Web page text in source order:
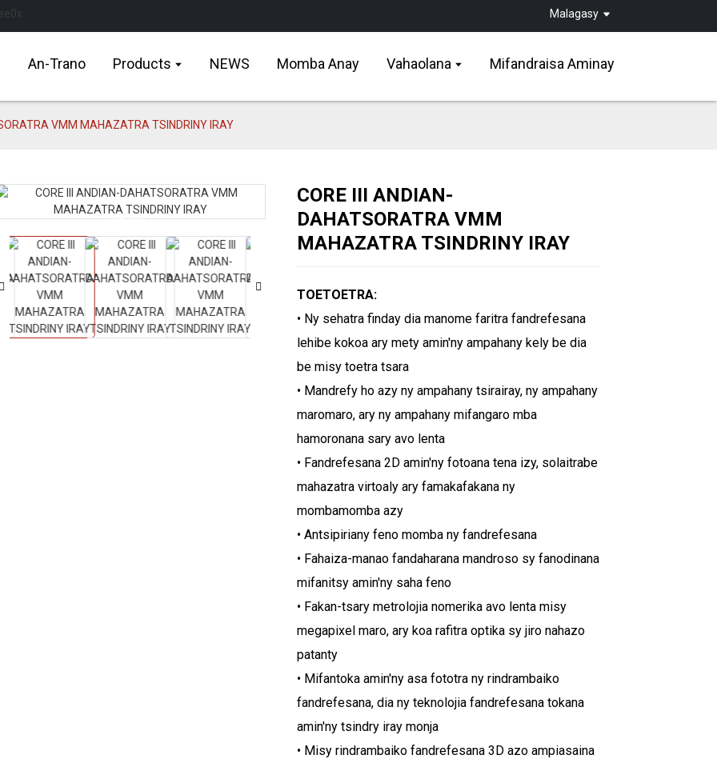
Malagasy
An-Trano Products NEWS Momba Anay Vahaolana Mifandraisa Aminay
VMM MAHAZATRA TSINDRINY IRAY
Loading...
Loading... Loading...
Loading...
CORE III ANDIAN-
DAHATSORATRA VMM
MAHAZATRA TSINDRINY IRAY
TOETOETRA:
• Ny sehatra finday dia manome faritra fandrefesana
lehibe kokoa ary mety amin'ny ampahany kely be dia
be misy toetra tsara
• Mandrefy ho azy ny ampahany tsirairay, ny ampahany
maromaro, ary ny ampahany mifangaro mba
hamoronana sary avo lenta
• Fandrefesana 2D amin'ny fotoana tena izy, solaitrabe
mahazatra virtoaly ary famakafakana ny
mombamomba azy
• Antsipiriany feno momba ny fandrefesana
• Fahaiza-manao fandaharana mandroso sy fanodinana
mifanitsy amin'ny saha feno
• Fakan-tsary metrolojia nomerika avo lenta misy
megapixel maro, ary koa rafitra optika sy jiro nahazo
patanty
• Mifantoka amin'ny asa fototra ny rindrambaiko
fandrefesana, dia ny teknolojia fandrefesana tokana
amin'ny tsindry iray monja
• Misy rindrambaiko fandrefesana 3D azo ampiasaina